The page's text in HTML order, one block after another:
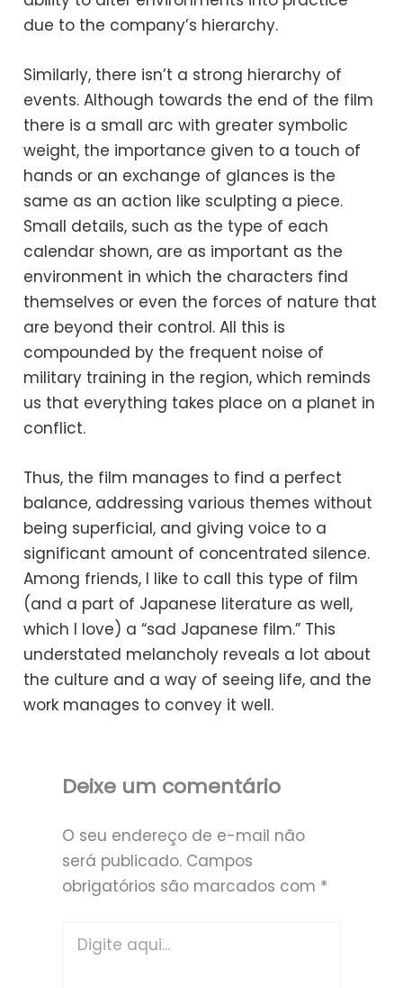
due to the company’s hierarchy.
Similarly, there isn’t a strong hierarchy of
events. Although towards the end of the film
there is a small arc with greater symbolic
weight, the importance given to a touch of
hands or an exchange of glances is the
same as an action like sculpting a piece.
Small details, such as the type of each
calendar shown, are as important as the
environment in which the characters find
themselves or even the forces of nature that
are beyond their control. All this is
compounded by the frequent noise of
military training in the region, which reminds
us that everything takes place on a planet in
conflict.
Thus, the film manages to find a perfect
balance, addressing various themes without
being superficial, and giving voice to a
significant amount of concentrated silence.
Among friends, I like to call this type of film
(and a part of Japanese literature as well,
which I love) a “sad Japanese film.” This
understated melancholy reveals a lot about
the culture and a way of seeing life, and the
work manages to convey it well.
Deixe um comentário
O seu endereço de e-mail não
será publicado. Campos
obrigatórios são marcados com *
aqui...